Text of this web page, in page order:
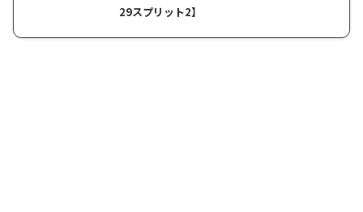
29スプリット2】